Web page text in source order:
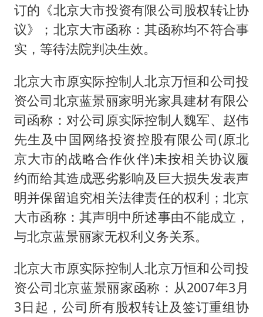
订的《北京大市投资有限公司股权转让协
议》；北京大市函称：其函称均不符合事
实，等待法院判决生效。
北京大市原实际控制人北京万恒和公司投
资公司北京蓝景丽家明光家具建材有限公
司函称：对公司原实际控制人魏军、赵伟
先生及中国网络投资控股有限公司(原北
京大市的战略合作伙伴)未按相关协议履
约而给其造成恶劣影响及巨大损失发表声
明并保留追究相关法律责任的权利；北京
大市函称：其声明中所述事由不能成立，
与北京蓝景丽家无权利义务关系。
北京大市原实际控制人北京万恒和公司投
资公司北京蓝景丽家函称：从2007年3月
3日起，公司所有股权转让及签订重组协